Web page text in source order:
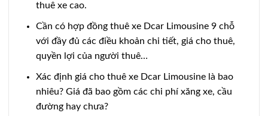
thuê xe cao.
Cần có hợp đồng thuê xe Dcar Limousine 9 chỗ
với đầy đủ các điều khoản chi tiết, giá cho thuê,
quyền lợi của người thuê…
Xác định giá cho thuê xe Dcar Limousine là bao
nhiêu? Giá đã bao gồm các chi phí xăng xe, cầu
đường hay chưa?